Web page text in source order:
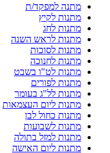
מתנה למפקד/ת
מתנות לקיץ
מתנות לחג
מתנות לראש השנה
מתנות לסוכות
מתנות לחנוכה
מתנות לט"ו בשבט
מתנות לפורים
מתנות לל"ג בעומר
מתנות ליום העצמאות
מתנות כחול לבן
מתנות לשבועות
מתנות למזל בתולה
מתנות ליום האישה